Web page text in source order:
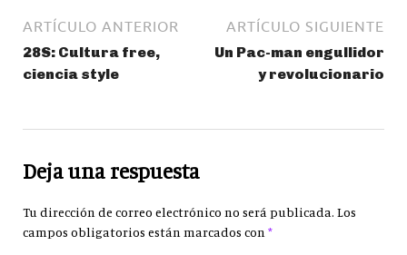
ARTÍCULO ANTERIOR
28S: Cultura free,
ciencia style
ARTÍCULO SIGUIENTE
Un Pac-man engullidor
y revolucionario
Deja una respuesta
Tu dirección de correo electrónico no será publicada. Los
campos obligatorios están marcados con*